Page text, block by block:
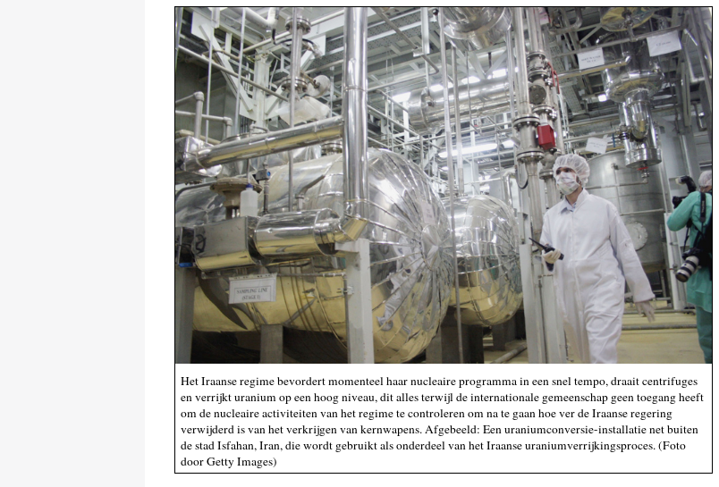
Het Iraanse regime bevordert momenteel haar nucleaire programma in een snel tempo, draait centrifuges
en verrijkt uranium op een hoog niveau, dit alles terwijl de internationale gemeenschap geen toegang heeft
om de nucleaire activiteiten van het regime te controleren om na te gaan hoe ver de Iraanse regering
verwijderd is van het verkrijgen van kernwapens. Afgebeeld: Een uraniumconversie-installatie net buiten
de stad Isfahan, Iran, die wordt gebruikt als onderdeel van het Iraanse uraniumverrijkingsproces. (Foto
door Getty Images)